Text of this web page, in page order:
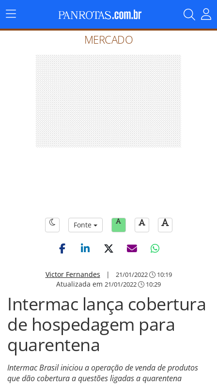
Menu
Principal
MERCADO
Fonte
Victor Fernandes | 21/01/2022 10:19
Atualizada em 21/01/2022 10:29
Intermac lança cobertura
de hospedagem para
quarentena
Intermac Brasil iniciou a operação de venda de produtos
que dão cobertura a questões ligadas a quarentena